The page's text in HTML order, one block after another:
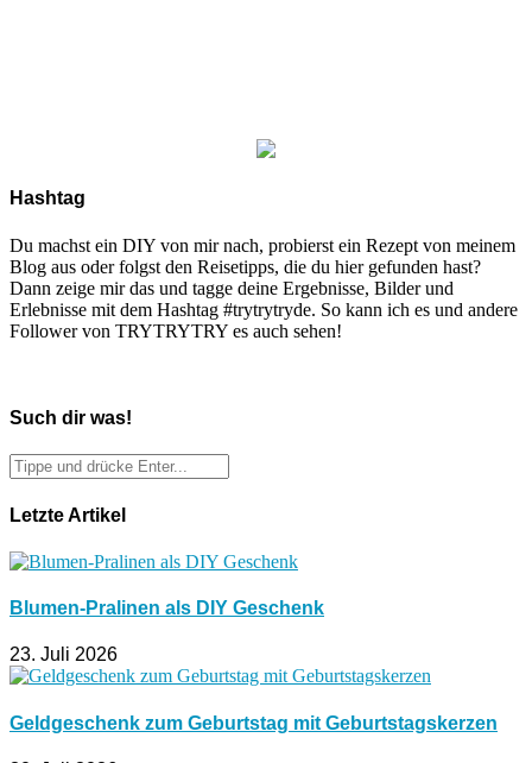
Hashtag
Du machst ein DIY von mir nach, probierst ein Rezept von meinem
Blog aus oder folgst den Reisetipps, die du hier gefunden hast?
Dann zeige mir das und tagge deine Ergebnisse, Bilder und
Erlebnisse mit dem Hashtag #trytrytryde. So kann ich es und andere
Follower von TRYTRYTRY es auch sehen!
Such dir was!
Letzte Artikel
Blumen-Pralinen als DIY Geschenk
23. Juli 2026
Geldgeschenk zum Geburtstag mit Geburtstagskerzen